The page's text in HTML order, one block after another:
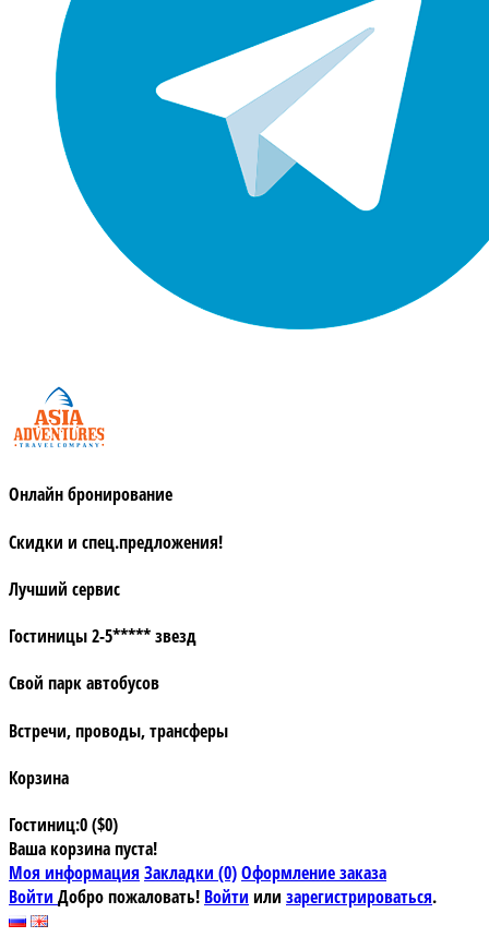
Онлайн бронирование
Скидки и спец.предложения!
Лучший сервис
Гостиницы 2-5***** звезд
Свой парк автобусов
Встречи, проводы, трансферы
Корзина
Гостиниц:0 ($0)
Ваша корзина пуста!
Моя информация Закладки (0)Оформление заказа
Войти Добро пожаловать! Войти или зарегистрироваться.